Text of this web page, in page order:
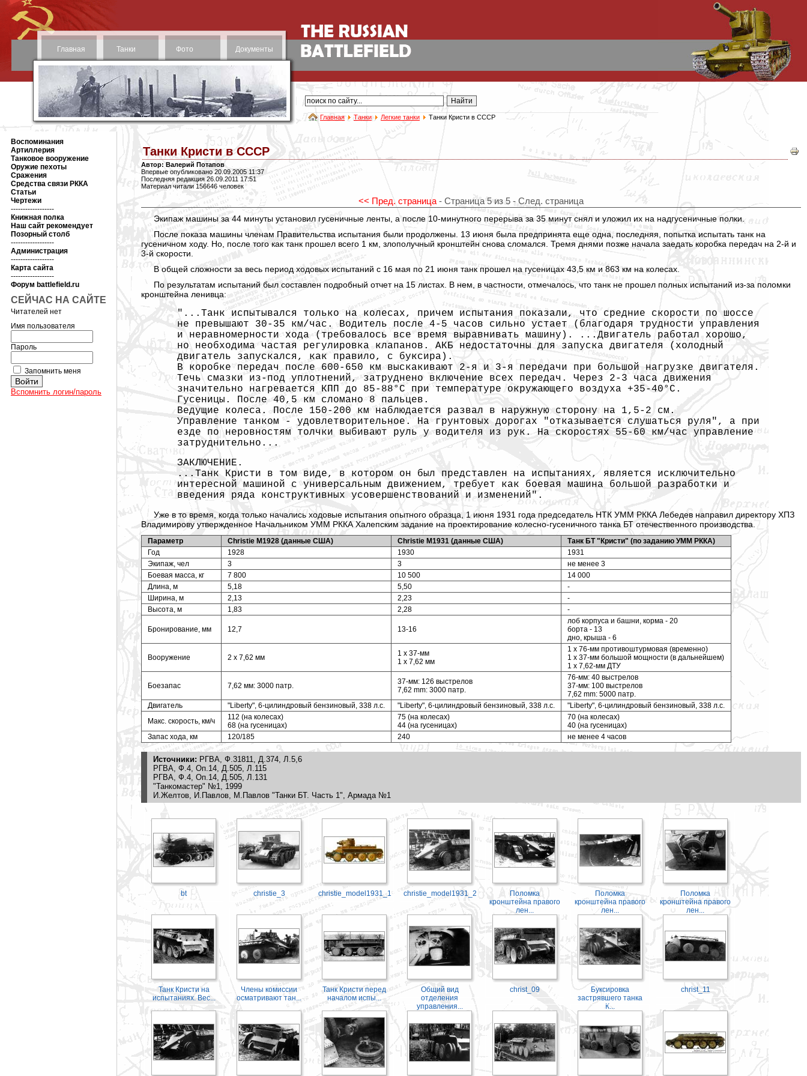
Главная Танки Фото Документы
Главная Танки Легкие танки Танки Кристи в СССР
Воспоминания
Артиллерия
Танковое вооружение
Оружие пехоты
Сражения
Средства связи РККА
Статьи
Чертежи
------------------
Книжная полка
Наш сайт рекомендует
Позорный столб
------------------
Администрация
------------------
Карта сайта
------------------
Форум battlefield.ru
СЕЙЧАС НА САЙТЕ
Читателей нет
Имя пользователя
Пароль
Запомнить меня
Вспомнить логин/пароль
Танки Кристи в СССР
Автор: Валерий Потапов
Впервые опубликовано 20.09.2005 11:37
Последняя редакция 26.09.2011 17:51
Материал читали 156646 человек
<< Пред. страница - Страница 5 из 5 - След. страница
Экипаж машины за 44 минуты установил гусеничные ленты, а после 10-минутного перерыва за 35 минут снял и уложил их на надгусеничные полки.
После показа машины членам Правительства испытания были продолжены. 13 июня была предпринята еще одна, последняя, попытка испытать танк на
гусеничном ходу. Но, после того как танк прошел всего 1 км, злополучный кронштейн снова сломался. Тремя днями позже начала заедать коробка передач на 2-й и
3-й скорости.
В общей сложности за весь период ходовых испытаний с 16 мая по 21 июня танк прошел на гусеницах 43,5 км и 863 км на колесах.
По результатам испытаний был составлен подробный отчет на 15 листах. В нем, в частности, отмечалось, что танк не прошел полных испытаний из-за поломки
кронштейна ленивца:
"...Танк испытывался только на колесах, причем испытания показали, что средние скорости по шоссе
не превышают 30-35 км/час. Водитель после 4-5 часов сильно устает (благодаря трудности управления
и неравномерности хода (требовалось все время выравнивать машину). ...Двигатель работал хорошо,
но необходима частая регулировка клапанов. АКБ недостаточны для запуска двигателя (холодный
двигатель запускался, как правило, с буксира).
В коробке передач после 600-650 км выскакивают 2-я и 3-я передачи при большой нагрузке двигателя.
Течь смазки из-под уплотнений, затруднено включение всех передач. Через 2-3 часа движения
значительно нагревается КПП до 85-88°С при температуре окружающего воздуха +35-40°С.
Гусеницы. После 40,5 км сломано 8 пальцев.
Ведущие колеса. После 150-200 км наблюдается развал в наружную сторону на 1,5-2 см.
Управление танком - удовлетворительное. На грунтовых дорогах "отказывается слушаться руля", а при
езде по неровностям толчки выбивают руль у водителя из рук. На скоростях 55-60 км/час управление
затруднительно...
ЗАКЛЮЧЕНИЕ.
...Танк Кристи в том виде, в котором он был представлен на испытаниях, является исключительно
интересной машиной с универсальным движением, требует как боевая машина большой разработки и
введения ряда конструктивных усовершенствований и изменений".
Уже в то время, когда только начались ходовые испытания опытного образца, 1 июня 1931 года председатель НТК УММ РККА Лебедев направил директору ХПЗ
Владимирову утвержденное Начальником УММ РККА Халепским задание на проектирование колесно-гусеничного танка БТ отечественного производства.
Параметр Christie M1928 (данные США) Christie M1931 (данные США)
Танк БТ "Кристи" (по заданию УММ РККА)
Год
1928 1930
1931
Экипаж, чел
3 3
не менее 3
Боевая масса, кг
7 800 10 500
14 000
Длина, м
5,18 5,50
-
Ширина, м
2,13 2,23
-
Высота, м
1,83 2,28 -
Бронирование, мм 12,7 13-16
лоб корпуса и башни, корма - 20
борта - 13
дно, крыша - 6
Вооружение 2 x 7,62 мм
1 x 37-мм
1 x 7,62 мм
1 x 76-мм противоштурмовая (временно)
1 х 37-мм большой мощности (в дальнейшем)
1 x 7,62-мм ДТУ
Боезапас 7,62 мм: 3000 патр.
37-мм: 126 выстрелов
7,62 mm: 3000 патр.
76-мм: 40 выстрелов
37-мм: 100 выстрелов
7,62 mm: 5000 патр.
Двигатель
"Liberty", 6-цилиндровый бензиновый, 338 л.с. "Liberty", 6-цилиндровый бензиновый, 338 л.с.
"Liberty", 6-цилиндровый бензиновый, 338 л.с.
Макс. скорость, км/ч
112 (на колесах)
68 (на гусеницах)
75 (на колесах)
44 (на гусеницах)
70 (на колесах)
40 (на гусеницах)
Запас хода, км
120/185 240 не менее 4 часов
Источники: РГВА, Ф.31811, Д.374, Л.5,6
РГВА, Ф.4, Оп.14, Д.505, Л.115
РГВА, Ф.4, Оп.14, Д.505, Л.131
"Танкомастер" №1, 1999
И.Желтов, И.Павлов, М.Павлов "Танки БТ. Часть 1", Армада №1
bt christie_3 christie_model1931_1 christie_model1931_2
Поломка
кронштейна правого
лен...
Поломка
кронштейна правого
лен...
Поломка
кронштейна правого
лен...
Танк Кристи на
испытаниях. Вес...
Члены комиссии
осматривают тан...
Танк Кристи перед
началом испы...
Общий вид
отделения
управления...
christ_09
Буксировка
застрявшего танка
К...
christ_11